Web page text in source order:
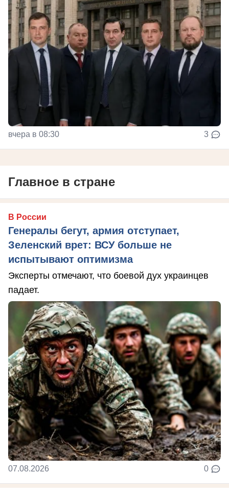
вчера в 08:30 3
Главное в стране
В России
Генералы бегут, армия отступает,
Зеленский врет: ВСУ больше не
испытывают оптимизма
Эксперты отмечают, что боевой дух украинцев
падает.
07.08.2026 0